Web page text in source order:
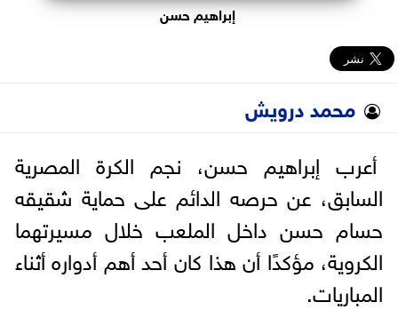
إبراهيم حسن
محمد درويش
أعرب إبراهيم حسن، نجم الكرة المصرية
السابق، عن حرصه الدائم على حماية شقيقه
حسام حسن داخل الملعب خلال مسيرتهما
الكروية، مؤكدًا أن هذا كان أحد أهم أدواره أثناء
المباريات.